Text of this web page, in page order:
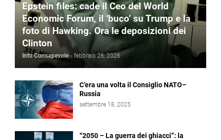
Epstein files: cade il Ceo del World
Economic Forum, il ‘buco’ su Trump e la
foto di Hawking. Ora le deposizioni dei
Clinton
Info Consapevole - febbraio 26, 2026
C’era una volta il Consiglio NATO–
Russia
settembre 18, 2025
“2050 – La guerra dei ghiacci”: la